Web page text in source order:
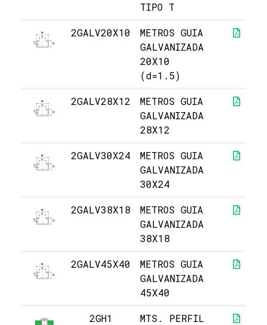
TIPO T
2GALV20X10
METROS GUIA
GALVANIZADA
20X10
(d=1.5)
2GALV28X12
METROS GUIA
GALVANIZADA
28X12
2GALV30X24
METROS GUIA
GALVANIZADA
30X24
2GALV38X18
METROS GUIA
GALVANIZADA
38X18
2GALV45X40
METROS GUIA
GALVANIZADA
45X40
2GH1
MTS. PERFIL